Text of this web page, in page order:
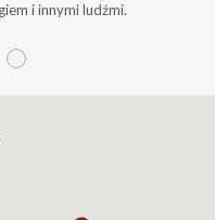
i innymi ludźmi.